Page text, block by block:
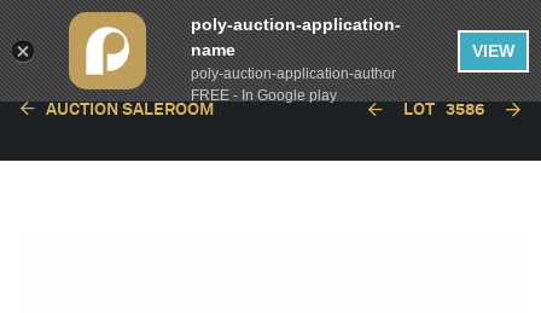
AUCTION SALEROOM LOT 3586
poly-auction-application-
name
poly-auction-application-author
FREE - In Google play
VIEW